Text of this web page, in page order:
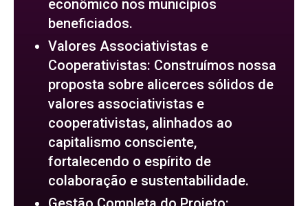
econômico nos municípios
beneficiados.
Valores Associativistas e
Cooperativistas: Construímos nossa
proposta sobre alicerces sólidos de
valores associativistas e
cooperativistas, alinhados ao
capitalismo consciente,
fortalecendo o espírito de
colaboração e sustentabilidade.